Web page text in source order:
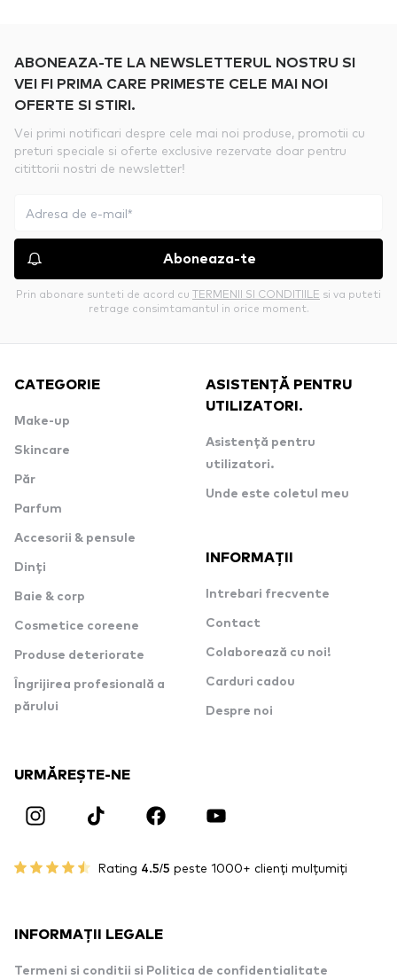
ABONEAZA-TE LA NEWSLETTERUL NOSTRU SI
VEI FI PRIMA CARE PRIMESTE CELE MAI NOI
OFERTE SI STIRI.
Vei primi notificari despre cele mai noi produse, promotii cu
preturi speciale si oferte exclusive rezervate doar pentru
citittorii nostri de newsletter!
Aboneaza-te
Prin abonare sunteti de acord cu TERMENII SI CONDITIILE si va puteti
retrage consimtamantul in orice moment.
CATEGORIE
Make-up
Skincare
Păr
Parfum
Accesorii & pensule
Dinți
Baie & corp
Cosmetice coreene
Produse deteriorate
Îngrijirea profesională a
părului
ASISTENȚĂ PENTRU
UTILIZATORI.
Asistență pentru
utilizatori.
Unde este coletul meu
INFORMAȚII
Intrebari frecvente
Contact
Colaborează cu noi!
Carduri cadou
Despre noi
URMĂREȘTE-NE
Rating 4.5/5 peste 1000+ clienți mulțumiți
INFORMAȚII LEGALE
Termeni si conditii si Politica de confidentialitate